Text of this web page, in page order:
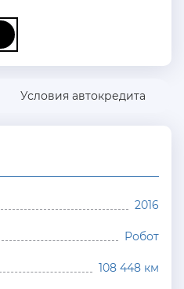
Условия автокредита
2016
Робот
108 448 км